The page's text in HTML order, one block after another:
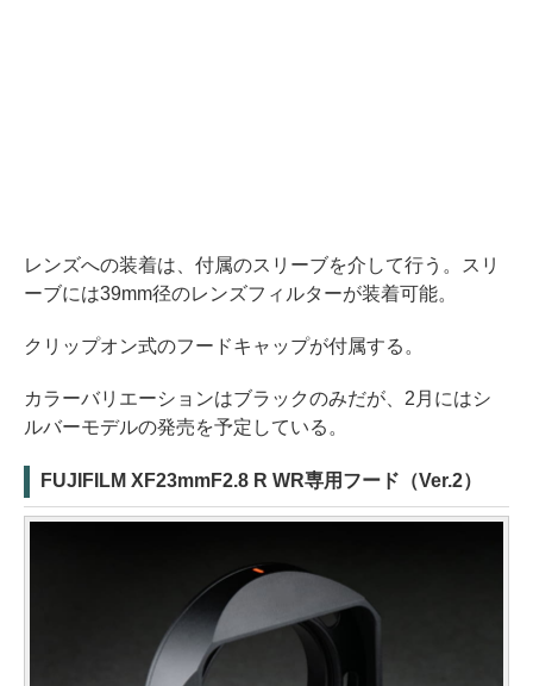
レンズへの装着は、付属のスリーブを介して行う。スリ
ーブには39mm径のレンズフィルターが装着可能。
クリップオン式のフードキャップが付属する。
カラーバリエーションはブラックのみだが、2月にはシ
ルバーモデルの発売を予定している。
FUJIFILM XF23mmF2.8 R WR専用フード（Ver.2）